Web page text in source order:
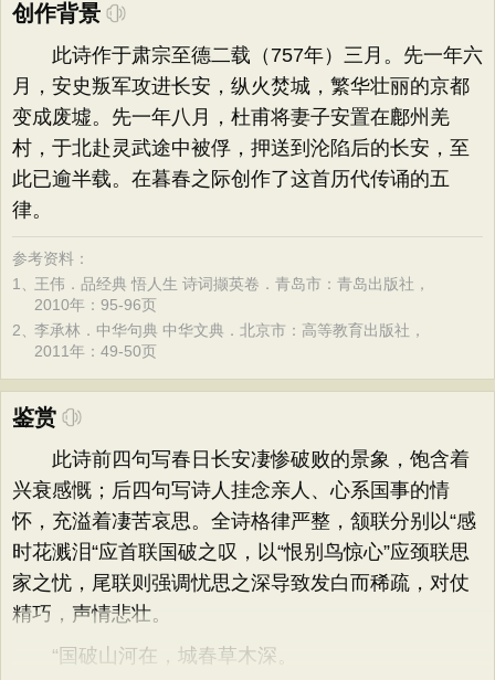
创作背景
此诗作于肃宗至德二载（757年）三月。先一年六
月，安史叛军攻进长安，纵火焚城，繁华壮丽的京都
变成废墟。先一年八月，杜甫将妻子安置在鄜州羌
村，于北赴灵武途中被俘，押送到沦陷后的长安，至
此已逾半载。在暮春之际创作了这首历代传诵的五
律。
参考资料：
1、王伟．品经典 悟人生 诗词撷英卷．青岛市：青岛出版社，
2010年：95-96页
2、李承林．中华句典 中华文典．北京市：高等教育出版社，
2011年：49-50页
鉴赏
此诗前四句写春日长安凄惨破败的景象，饱含着
兴衰感慨；后四句写诗人挂念亲人、心系国事的情
怀，充溢着凄苦哀思。全诗格律严整，颔联分别以“感
时花溅泪“应首联国破之叹，以“恨别鸟惊心”应颈联思
家之忧，尾联则强调忧思之深导致发白而稀疏，对仗
精巧，声情悲壮。
“国破山河在，城春草木深。